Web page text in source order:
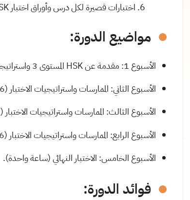
اختبارات قصيرة لكل درس وأوراق اختبار HSK.
مواضيع الدورة:
الأسبوع 1: مقدمة عن HSK المستوى 3 واستراتيجيات الاختبار (7 ساعات).
الأسبوع الثاني: الممارسات واستراتيجيات الاختبار (6 ساعات).
الأسبوع الثالث: الممارسات واستراتيجيات الاختبار (6 ساعات).
الأسبوع الرابع: الممارسات واستراتيجيات الاختبار (6 ساعات).
الأسبوع الخامس: الاختبار النهائي (ساعة واحدة).
فوائد الدورة: